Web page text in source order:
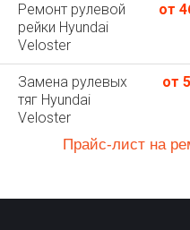
Ремонт рулевой
рейки Hyundai
Veloster
от
Замена рулевых
тяг Hyundai
Veloster
от
Прайс-лист на